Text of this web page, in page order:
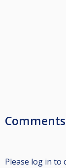
Comments
Please log in to